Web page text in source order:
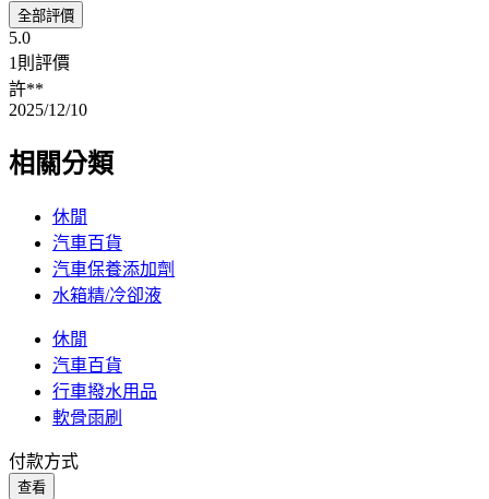
全部評價
5.0
1則評價
許**
2025/12/10
相關分類
休閒
汽車百貨
汽車保養添加劑
水箱精/冷卻液
休閒
汽車百貨
行車撥水用品
軟骨雨刷
付款方式
查看